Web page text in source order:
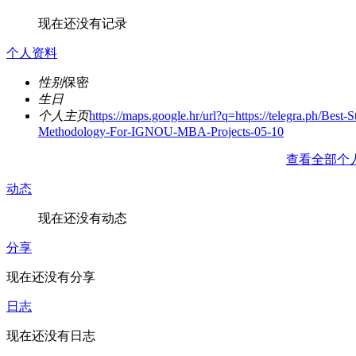
现在还没有记录
个人资料
性别保密
生日
个人主页https://maps.google.hr/url?q=https://telegra.ph/Best-
Methodology-For-IGNOU-MBA-Projects-05-10
查看全部个
动态
现在还没有动态
分享
现在还没有分享
日志
现在还没有日志